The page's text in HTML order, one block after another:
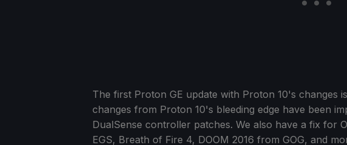
The first Proton GE update with Proton 10's changes
changes from Proton 10's bleeding edge have been
DualSense controller patches. We also have a fix for
EGS, Breath of Fire 4, DOOM 2016 from GOG, and